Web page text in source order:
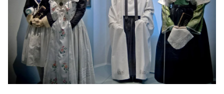
(funktionale
Cookies),
sowie
solche,
die
lediglich